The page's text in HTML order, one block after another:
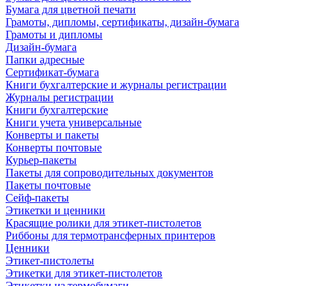
Бумага для цветной печати
Грамоты, дипломы, сертификаты, дизайн-бумага
Грамоты и дипломы
Дизайн-бумага
Папки адресные
Сертификат-бумага
Книги бухгалтерские и журналы регистрации
Журналы регистрации
Книги бухгалтерские
Книги учета универсальные
Конверты и пакеты
Конверты почтовые
Курьер-пакеты
Пакеты для сопроводительных документов
Пакеты почтовые
Сейф-пакеты
Этикетки и ценники
Красящие ролики для этикет-пистолетов
Риббоны для термотрансферных принтеров
Ценники
Этикет-пистолеты
Этикетки для этикет-пистолетов